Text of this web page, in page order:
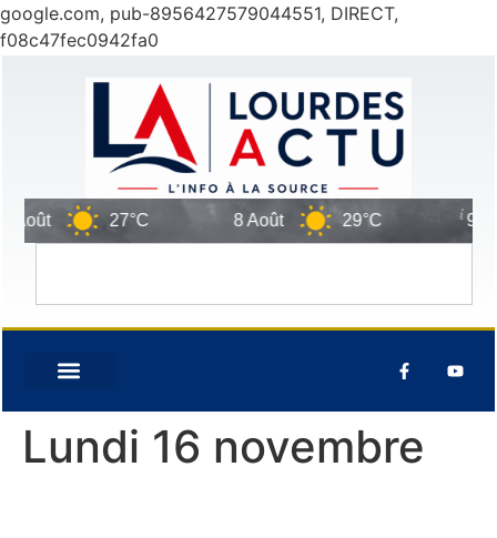
google.com, pub-8956427579044551, DIRECT,
f08c47fec0942fa0
27°C 8 Août 29°C 9
Lundi 16 novembre